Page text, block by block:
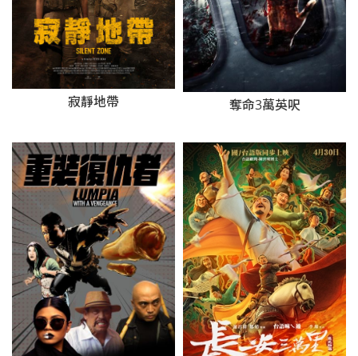
寂靜地帶 奪命3萬英呎